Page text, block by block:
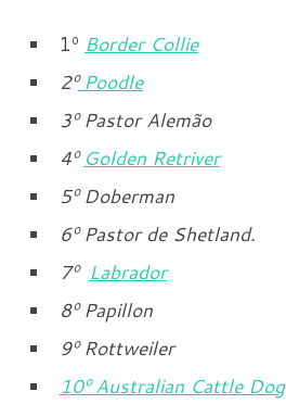
1º Border Collie
2ºPoodle
3º Pastor Alemão
4º Golden Retriver
5º Doberman
6º Pastor de Shetland.
7º Labrador
8º Papillon
9º Rottweiler
10º Australian Cattle Dog